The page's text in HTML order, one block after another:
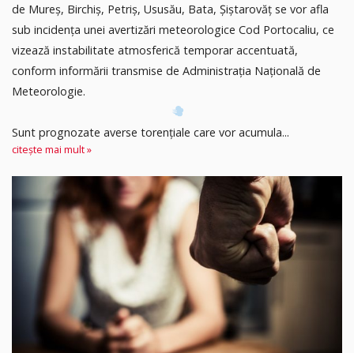
de Mureș, Birchiș, Petriș, Ususău, Bata, Șiștarovăț se vor afla
sub incidența unei avertizări meteorologice Cod Portocaliu, ce
vizează instabilitate atmosferică temporar accentuată,
conform informării transmise de Administrația Națională de
Meteorologie.
Sunt prognozate averse torențiale care vor acumula...
citește mai mult »